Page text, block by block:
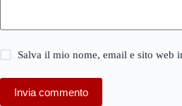
Salva il mio nome, email e sito web
Invia commento